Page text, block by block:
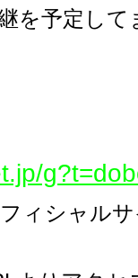
を予定して
ィシャル